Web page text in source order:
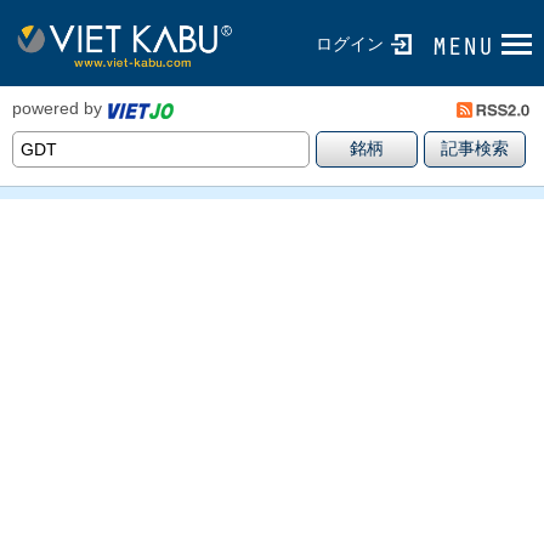
ログイン
powered by